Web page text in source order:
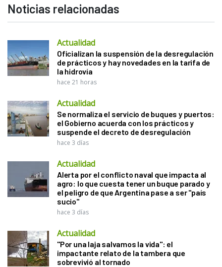
Noticias relacionadas
Actualidad
Oficializan la suspensión de la desregulación
de prácticos y hay novedades en la tarifa de
la hidrovía
hace 21 horas
Actualidad
Se normaliza el servicio de buques y puertos:
el Gobierno acuerda con los prácticos y
suspende el decreto de desregulación
hace 3 días
Actualidad
Alerta por el conflicto naval que impacta al
agro: lo que cuesta tener un buque parado y
el peligro de que Argentina pase a ser "país
sucio"
hace 3 días
Actualidad
"Por una laja salvamos la vida": el
impactante relato de la tambera que
sobrevivió al tornado